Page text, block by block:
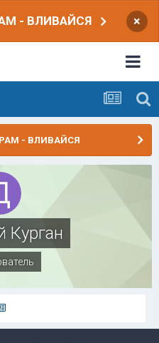
- ВЛИВАЙСЯ ×
- ВЛИВАЙСЯ
Курган